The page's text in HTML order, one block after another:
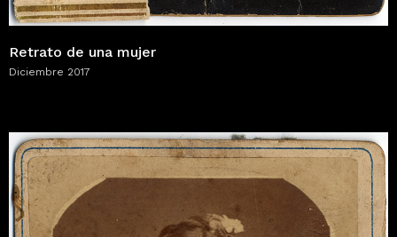
Retrato de una mujer
Diciembre 2017